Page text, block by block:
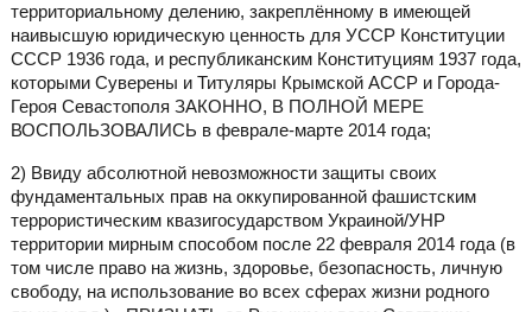
территориальному делению, закреплённому в имеющей
наивысшую юридическую ценность для УССР Конституции
СССР 1936 года, и республиканским Конституциям 1937 года,
которыми Суверены и Титуляры Крымской АССР и Города-
Героя Севастополя ЗАКОННО, В ПОЛНОЙ МЕРЕ
ВОСПОЛЬЗОВАЛИСЬ в феврале-марте 2014 года;
2) Ввиду абсолютной невозможности защиты своих
фундаментальных прав на оккупированной фашистским
террористическим квазигосударством Украиной/УНР
территории мирным способом после 22 февраля 2014 года (в
том числе право на жизнь, здоровье, безопасность, личную
свободу, на использование во всех сферах жизни родного